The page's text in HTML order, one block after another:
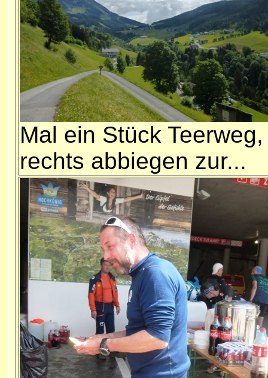
Mal ein Stück Teerweg,
rechts abbiegen zur...